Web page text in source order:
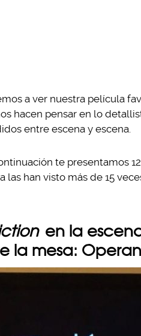
a ver nuestra película
hacen pensar en lo
entre escena y escena.
te presentamos
las han visto más de 15
en la
la mesa: